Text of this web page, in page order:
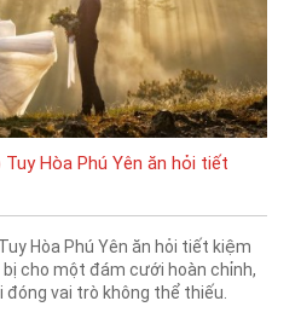
Hòa Phú Yên ăn hỏi tiết
Hòa Phú Yên ăn hỏi tiết kiệm
cho một đám cưới hoàn chỉnh,
vai trò không thể thiếu.